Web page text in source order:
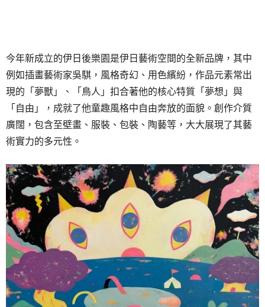
今年新成立的伊日後樂園是伊日藝術空間的全新品牌，其中
例如插畫藝術家吳騏，風格奇幻、用色繽紛，作品元素常出
現的「夢獸」、「鳥人」扣合著他的核心特質「夢想」與
「自由」，成就了他童趣風格中自由奔放的面貌。創作介質
廣闊，包含至壁畫、服裝、包裝、陶藝等，大大展現了其藝
術實力的多元性。